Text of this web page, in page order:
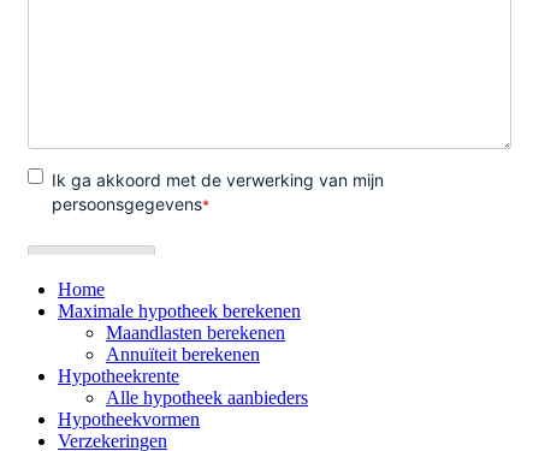
Home
Maximale hypotheek berekenen
Maandlasten berekenen
Annuïteit berekenen
Hypotheekrente
Alle hypotheek aanbieders
Hypotheekvormen
Verzekeringen